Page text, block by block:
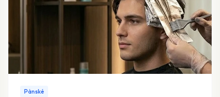
Pánské